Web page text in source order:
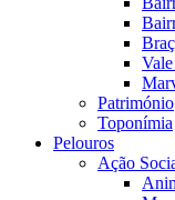
Património
Toponímia
Pelouros
Ação